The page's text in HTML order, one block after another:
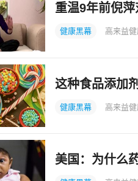
重温9年前倪
健康黑幕 高来益健
这种食品添加
健康黑幕 高来益
美国：为什么